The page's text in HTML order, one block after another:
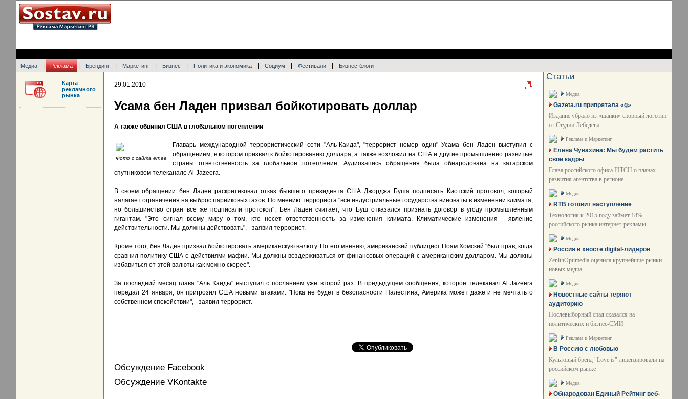
Медиа Реклама Брендинг Маркетинг Бизнес Политика и экономика Социум Фестивали Бизнес-блоги
29.01.2010
Усама бен Ладен призвал бойкотировать доллар
А также обвинил США в глобальном потеплении
Фото с сайта err.ee
Главарь международной террористический сети "Аль-Каида", "террорист номер один" Усама бен Ладен выступил с
обращением, в котором призвал к бойкотированию доллара, а также возложил на США и другие промышленно развитые
страны ответственность за глобальное потепление. Аудиозапись обращения была обнародована на катарском
спутниковом телеканале Al-Jazeera.
В своем обращении бен Ладен раскритиковал отказ бывшего президента США Джорджа Буша подписать Киотский протокол, который
налагает ограничения на выброс парниковых газов. По мнению террориста "все индустриальные государства виноваты в изменении климата,
но большинство стран все же подписали протокол". Бен Ладен считает, что Буш отказался признать договор в угоду промышленным
гигантам. "Это сигнал всему миру о том, кто несет ответственность за изменения климата. Климатические изменения - явление
действительности. Мы должны действовать", - заявил террорист.
Кроме того, бен Ладен призвал бойкотировать американскую валюту. По его мнению, американский публицист Ноам Хомский "был прав, когда
сравнил политику США с действиями мафии. Мы должны воздерживаться от финансовых операций с американским долларом. Мы должны
избавиться от этой валюты как можно скорее".
За последний месяц глава "Аль Каиды" выступил с посланием уже второй раз. В предыдущем сообщения, которое телеканал Al Jazeera
передал 24 января, он пригрозил США новыми атаками. "Пока не будет в безопасности Палестина, Америка может даже и не мечтать о
собственном спокойствии", - заявил террорист.
Обсуждение Facebook
Обсуждение VKontakte
Карта
рекламного
рынка
Статьи
Медиа
Gazeta.ru припрятала «g»
Издание убрало из «шапки» спорный логотип
от Студии Лебедева
Реклама и Маркетинг
Елена Чувахина: Мы будем растить
свои кадры
Глава российского офиса FITCH о планах
развития агентства в регионе
Медиа
RTB готовит наступление
Технология к 2015 году займет 18%
российского рынка интернет-рекламы
Медиа
Россия в хвосте digital-лидеров
ZenithOptimedia оценила крупнейшие рынки
новых медиа
Медиа
Новостные сайты теряют
аудиторию
Послевыборный спад сказался на
политических и бизнес-СМИ
Реклама и Маркетинг
В Россию с любовью
Культовый бренд "Love is" лицензировали на
российском рынке
Медиа
Обнародован Единый Рейтинг веб-